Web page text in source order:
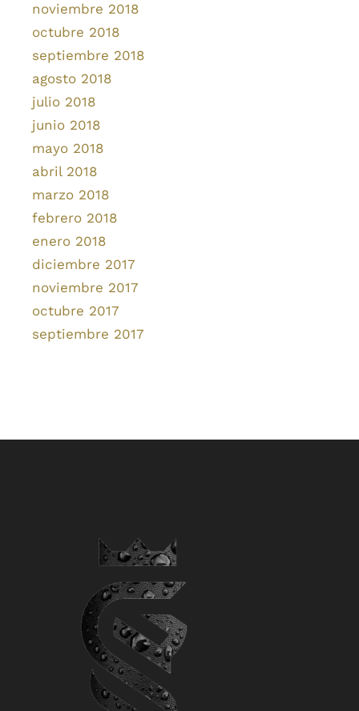
noviembre 2018
octubre 2018
septiembre 2018
agosto 2018
julio 2018
junio 2018
mayo 2018
abril 2018
marzo 2018
febrero 2018
enero 2018
diciembre 2017
noviembre 2017
octubre 2017
septiembre 2017